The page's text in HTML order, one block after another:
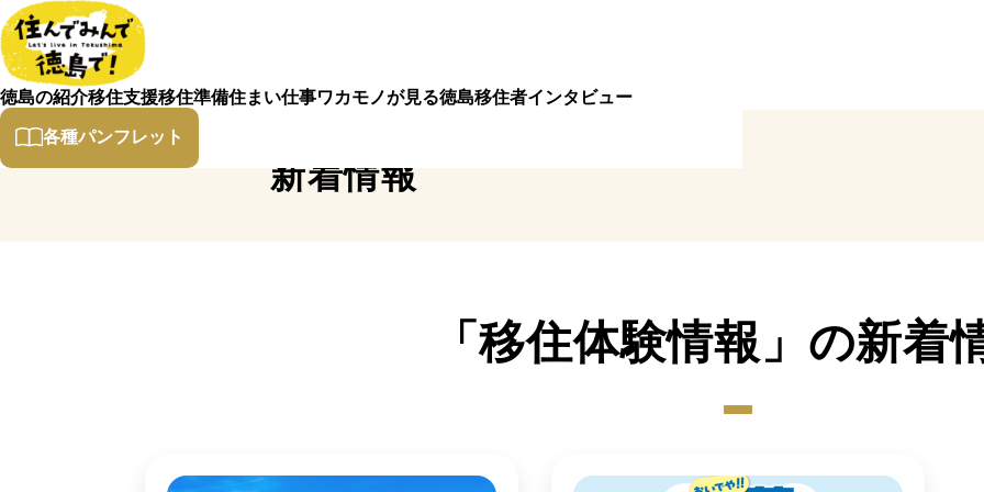
徳島の紹介移住支援移住準備住まい仕事ワカモノが見る徳島移住者インタビュー
各種パンフレット
新着情報
「移住体験情報」の新着